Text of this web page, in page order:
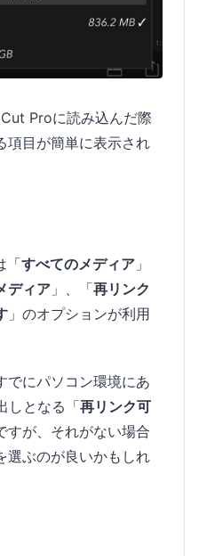
Proに読み込んだ際
項目が簡単に表示され
「すべてのメディア 」
ディア 」、「再リンク
」のオプションが利用
でにパソコン環境にあ
しとなる「再リンク可
すが、それがない場合
選ぶのが良いかもしれ